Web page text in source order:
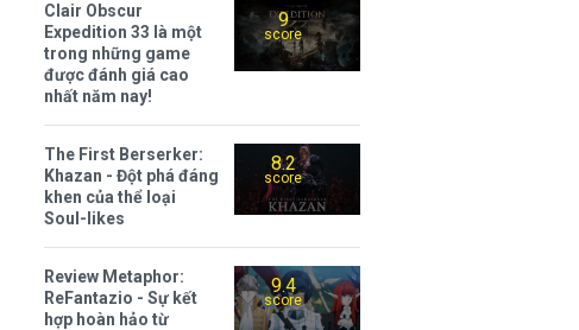
9
score
Clair Obscur
Expedition 33 là một
trong những game
được đánh giá cao
nhất năm nay!
8.2
score
The First Berserker:
Khazan - Đột phá đáng
khen của thể loại
Soul-likes
9.4
score
Review Metaphor:
ReFantazio - Sự kết
hợp hoàn hảo từ